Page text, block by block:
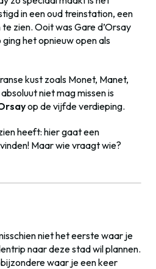
in een oud treinstation, een
zien. Ooit was Gare d’Orsay
het opnieuw open als
kust zoals Monet, Manet,
niet mag missen is
op de vijfde verdieping.
heeft: hier gaat een
Maar wie vraagt wie?
niet het eerste waar je
naar deze stad wil plannen.
waar je een keer